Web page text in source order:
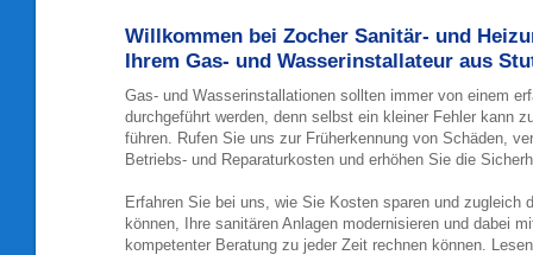
Willkommen bei Zocher Sanitär- und
Ihrem Gas- und Wasserinstallateur aus
Gas- und Wasserinstallationen sollten immer von einem
durchgeführt werden, denn selbst ein kleiner Fehler kann
führen. Rufen Sie uns zur Früherkennung von Schäden,
Betriebs- und Reparaturkosten und erhöhen Sie die
Erfahren Sie bei uns, wie Sie Kosten sparen und zugleich
können, Ihre sanitären Anlagen modernisieren und dabei
kompetenter Beratung zu jeder Zeit rechnen können.